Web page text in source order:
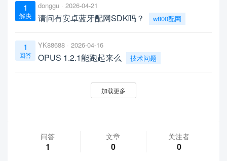
1
解决
donggu 2026-04-21
请问有安卓蓝牙配网SDK吗？ w800配网
1
回答
YK88688 2026-04-16
OPUS 1.2.1能跑起来么 技术问题
加载更多
问答
1
文章
0
关注者
0